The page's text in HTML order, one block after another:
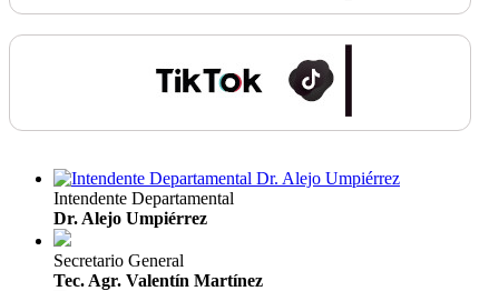
Intendente Departamental
Dr. Alejo Umpiérrez
Secretario General
Tec. Agr. Valentín Martínez